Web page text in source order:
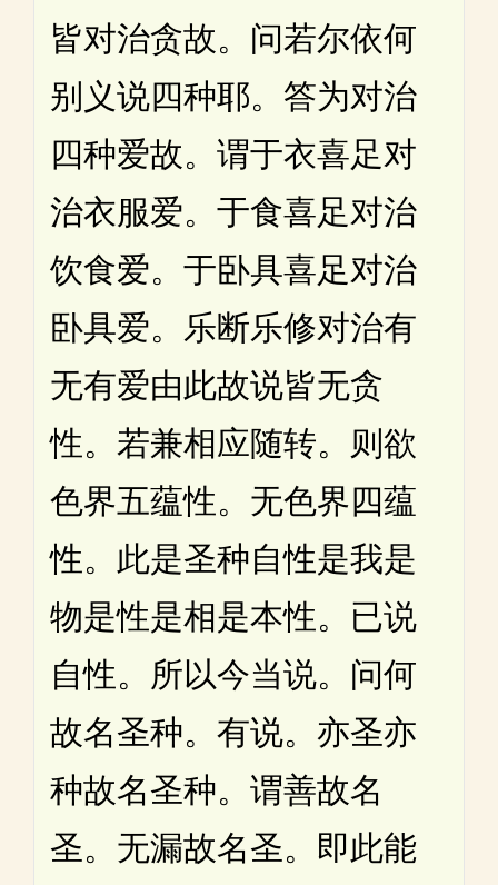
皆对治贪故。问若尔依何
别义说四种耶。答为对治
四种爱故。谓于衣喜足对
治衣服爱。于食喜足对治
饮食爱。于卧具喜足对治
卧具爱。乐断乐修对治有
无有爱由此故说皆无贪
性。若兼相应随转。则欲
色界五蕴性。无色界四蕴
性。此是圣种自性是我是
物是性是相是本性。已说
自性。所以今当说。问何
故名圣种。有说。亦圣亦
种故名圣种。谓善故名
圣。无漏故名圣。即此能